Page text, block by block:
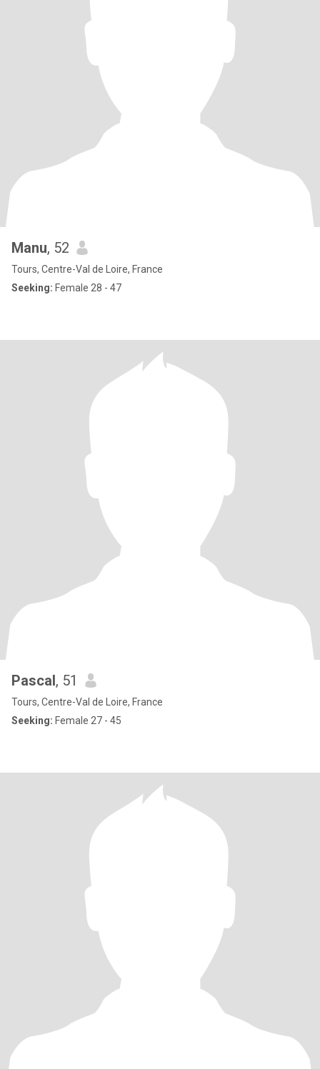
Manu, 52
Tours, Centre-Val de Loire, France
Seeking: Female 28 - 47
Pascal, 51
Tours, Centre-Val de Loire, France
Seeking: Female 27 - 45